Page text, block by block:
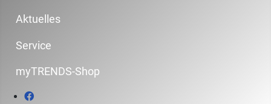
Aktuelles
Service
myTRENDS-Shop